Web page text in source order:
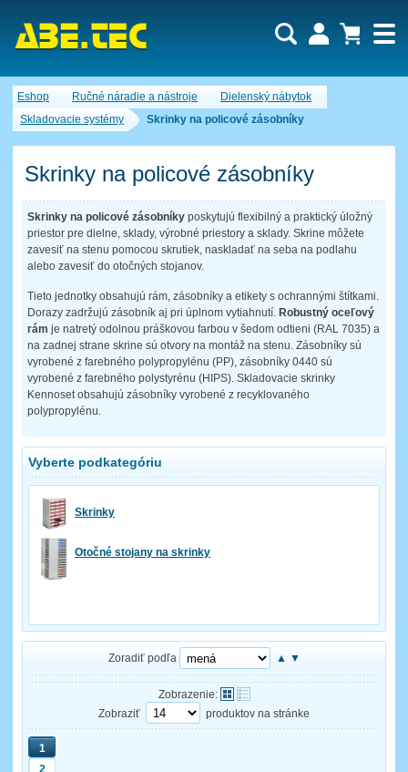
Eshop Ručné náradie a nástroje
Dielenský nábytok
Skladovacie systémy
Skrinky na policové zásobníky
Skrinky na policové zásobníky
Skrinky na policové zásobníky poskytujú flexibilný a praktický úložný
priestor pre dielne, sklady, výrobné priestory a sklady. Skrine môžete
zavesiť na stenu pomocou skrutiek, naskladať na seba na podlahu
alebo zavesiť do otočných stojanov.
Tieto jednotky obsahujú rám, zásobníky a etikety s ochrannými štítkami.
Dorazy zadržujú zásobník aj pri úplnom vytiahnutí. Robustný oceľový
rám je natretý odolnou práškovou farbou v šedom odtieni (RAL 7035) a
na zadnej strane skrine sú otvory na montáž na stenu. Zásobníky sú
vyrobené z farebného polypropylénu (PP), zásobníky 0440 sú
vyrobené z farebného polystyrénu (HIPS). Skladovacie skrinky
Kennoset obsahujú zásobníky vyrobené z recyklovaného
polypropylénu.
Vyberte podkategóriu
Skrinky
Otočné stojany na skrinky
Zoradiť podľa ▲ ▼
Zobrazenie:
Zobraziť
produktov na stránke
1
2
Dopytový košík je prázdny!
Počet produktov:0